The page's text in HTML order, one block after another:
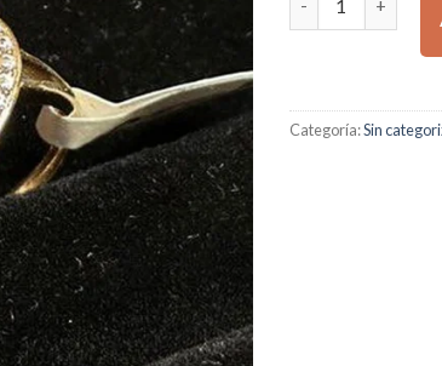
Categoría:Sin